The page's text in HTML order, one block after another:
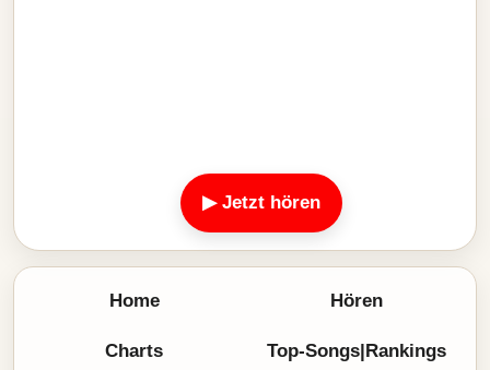
▶ Jetzt hören
Home Hören
Charts Top-Songs|Rankings